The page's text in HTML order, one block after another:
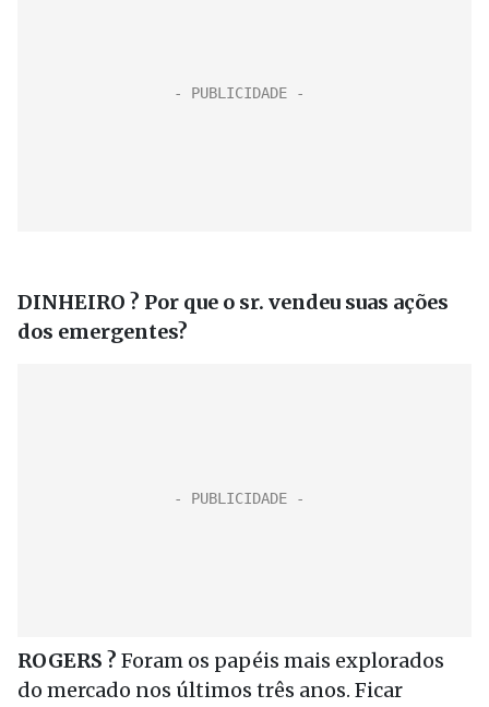
DINHEIRO ? Por que o sr. vendeu suas ações
dos emergentes?
ROGERS ? Foram os papéis mais explorados
do mercado nos últimos três anos. Ficar